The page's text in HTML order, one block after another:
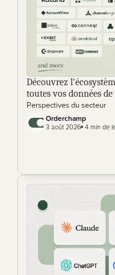
Découvrez
toutes vos données
Perspectives du secteur
Orderchamp
3 août 2026 4 min de